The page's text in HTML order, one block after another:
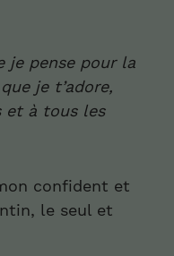
je pense pour la
je t’adore,
et à tous les
confident et
le seul et